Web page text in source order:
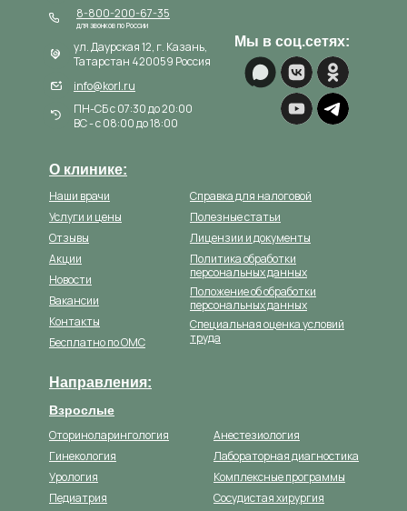
Мы в соц.сетях:
О клинике:
Направления:
Взрослые
Наши врачи
Оториноларингология
Услуги и цены
Гинекология
Отзывы
Урология
Акции
Педиатрия
Новости
Вакансии
Анестезиология
ул. Даурская 12, г. Казань,
Татарстан 420059 Россия
ПН-СБ с 07:30 до 20:00
ВС - с 08:00 до 18:00
Контакты
Лабораторная диагностика
info@korl.ru
Бесплатно по ОМС
Справка для налоговой
Комплексные программы
Лицензии и документы
Политика обработки
персональных данных
Положение об обработки
персональных данных
для звонков по России
8-800-200-67-35
Сосудистая хирургия
Специальная оценка условий
труда
Полезные статьи